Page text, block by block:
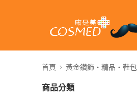
首頁 黃金鑽飾・精品・鞋包
商品分類